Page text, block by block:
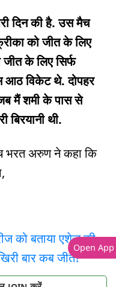
दिन की है. उस मैच
को जीत के लिए
के लिए सिर्फ
आठ विकेट थे. दोपहर
मैं शमी के पास से
बिरयानी थी.
भरत अरुण ने कहा कि
को बताया एशेज की
बार कब जीते?'
Open App